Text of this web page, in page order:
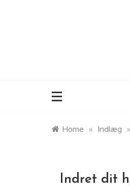
Home » Indlæg »
Indret dit